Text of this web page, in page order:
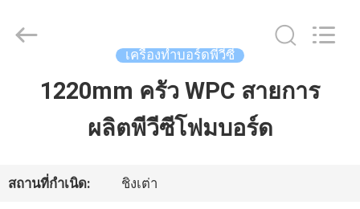
หน้า
สินค้า
Machinery
เครื่องทำบอร์ดพีวีซี
1220mm ครัว WPC สายการ
ผลิตพีวีซีโฟมบอร์ด
สถานที่กำเนิด: ชิงเต่า